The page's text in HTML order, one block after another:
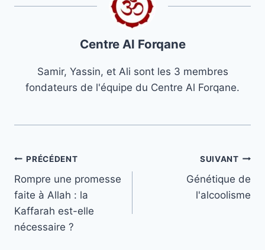
Centre Al Forqane
Samir, Yassin, et Ali sont les 3 membres
fondateurs de l'équipe du Centre Al Forqane.
Navigation
de
l’article
PRÉCÉDENT
Rompre une promesse
faite à Allah : la
Kaffarah est-elle
nécessaire ?
SUIVANT
Génétique de
l'alcoolisme